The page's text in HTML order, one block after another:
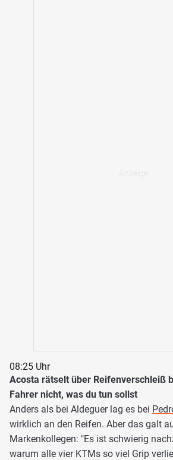
08:25 Uhr
Acosta rätselt über Reifenverschleiß
Fahrer nicht, was du tun sollst
Anders als bei Aldeguer lag es bei
wirklich an den Reifen. Aber das galt
Markenkollegen: "Es ist schwierig
warum alle vier KTMs so viel Grip